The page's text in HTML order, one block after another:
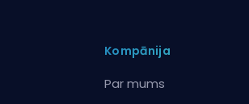
Kompānija
Par mums